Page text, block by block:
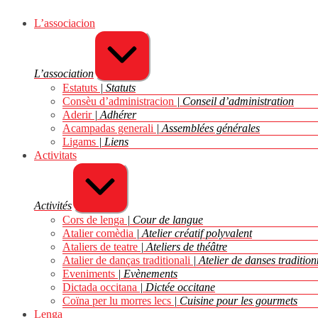
L’associacion
L’association
Agrandir/réduire
Estatuts
Statuts
Consèu d’administracion
Conseil d’administration
Aderir
Adhérer
Acampadas generali
Assemblées générales
Ligams
Liens
Activitats
Activités
Agrandir/réduire
Cors de lenga
Cour de langue
Atalier comèdia
Atelier créatif polyvalent
Ataliers de teatre
Ateliers de théâtre
Atalier de danças traditionali
Atelier de danses
Eveniments
Evènements
Dictada occitana
Dictée occitane
Coïna per lu morres lecs
Cuisine pour les gourmets
Lenga